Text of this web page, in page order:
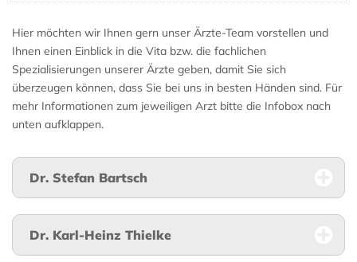
Hier möchten wir Ihnen gern unser Ärzte-Team vorstellen und
Ihnen einen Einblick in die Vita bzw. die fachlichen
Spezialisierungen unserer Ärzte geben, damit Sie sich
überzeugen können, dass Sie bei uns in besten Händen sind. Für
mehr Informationen zum jeweiligen Arzt bitte die Infobox nach
unten aufklappen.
Dr. Stefan Bartsch
Dr. Karl-Heinz Thielke